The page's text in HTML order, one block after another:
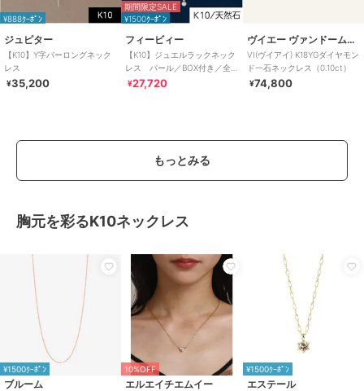
¥888ｸｰﾎﾟﾝ
ジュピター
【K10】Y字バーロングネック
レス
¥35,200
期間限定SALE
¥1500ｸｰﾎﾟﾝ
フィービィー
【K10】ジュエルラックネック
レス パール／BOX付き／全
長:40cm
¥27,720
ヴイエー ヴァンドーム青山
VI(ヴイアイ) K18YGダイヤモン
ド一石ネックレス（0.10ct）
¥74,800
もっとみる
胸元を彩るK10ネックレス
¥1500ｸｰﾎﾟﾝ
ブルーム
10%OFF
エルエイチエムイー
¥1500ｸｰﾎﾟﾝ
エステール